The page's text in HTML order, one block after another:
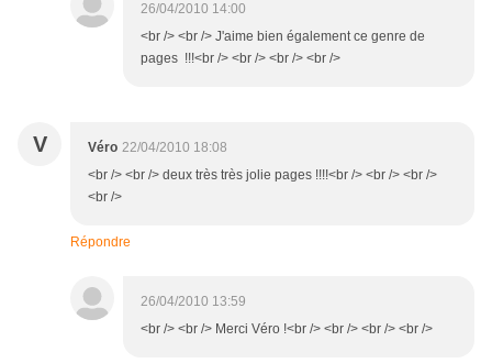
26/04/2010 14:00
<br /> <br /> J'aime bien également ce genre de
pages !!!<br /> <br /> <br /> <br />
V Véro 22/04/2010 18:08
<br /> <br /> deux très très jolie pages !!!!<br /> <br /> <br />
<br />
Répondre
26/04/2010 13:59
<br /> <br /> Merci Véro !<br /> <br /> <br /> <br />